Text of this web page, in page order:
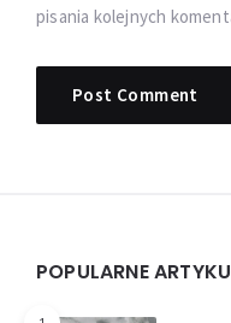
pisania kolejnych
Widgets
POPULARNE